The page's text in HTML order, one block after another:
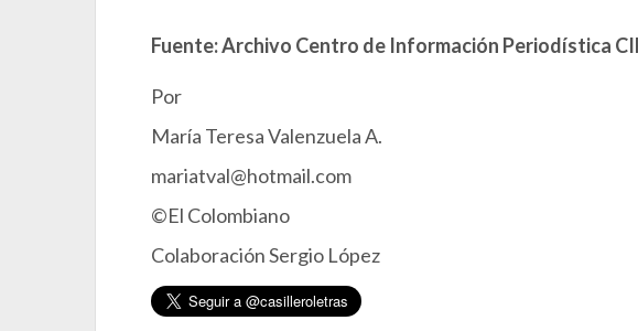
Fuente: Archivo Centro de Información Periodística
Por
María Teresa Valenzuela A.
mariatval@hotmail.com
©El Colombiano
Colaboración Sergio López